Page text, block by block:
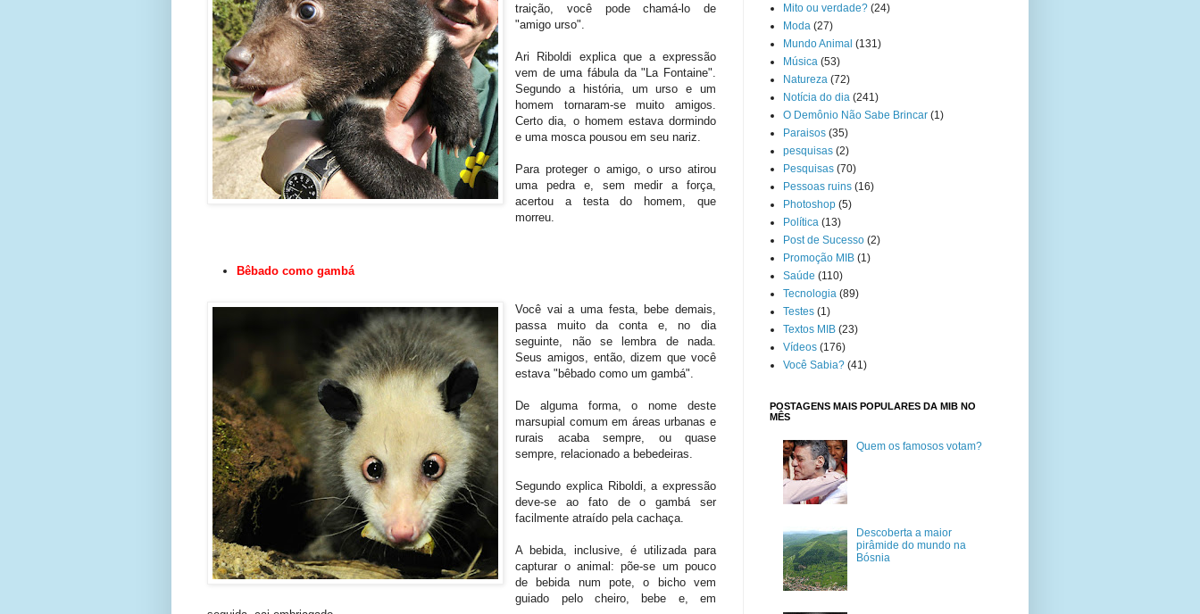
traição, você pode chamá-lo de
"amigo urso".
Ari Riboldi explica que a expressão
vem de uma fábula da "La Fontaine".
Segundo a história, um urso e um
homem tornaram-se muito amigos.
Certo dia, o homem estava dormindo
e uma mosca pousou em seu nariz.
Para proteger o amigo, o urso atirou
uma pedra e, sem medir a força,
acertou a testa do homem, que
morreu.
Bêbado como gambá
Você vai a uma festa, bebe demais,
passa muito da conta e, no dia
seguinte, não se lembra de nada.
Seus amigos, então, dizem que você
estava "bêbado como um gambá".
De alguma forma, o nome deste
marsupial comum em áreas urbanas e
rurais acaba sempre, ou quase
sempre, relacionado a bebedeiras.
Segundo explica Riboldi, a expressão
deve-se ao fato de o gambá ser
facilmente atraído pela cachaça.
A bebida, inclusive, é utilizada para
capturar o animal: põe-se um pouco
de bebida num pote, o bicho vem
guiado pelo cheiro, bebe e, em
Mito ou verdade? (24)
Moda (27)
Mundo Animal (131)
Música (53)
Natureza (72)
Notícia do dia (241)
O Demônio Não Sabe Brincar (1)
Paraisos (35)
pesquisas (2)
Pesquisas (70)
Pessoas ruins (16)
Photoshop (5)
Política (13)
Post de Sucesso (2)
Promoção MIB (1)
Saúde (110)
Tecnologia (89)
Testes (1)
Textos MIB (23)
Vídeos (176)
Você Sabia? (41)
POSTAGENS MAIS POPULARES DA MIB NO
MÊS
Quem os famosos votam?
Descoberta a maior
pirâmide do mundo na
Bósnia